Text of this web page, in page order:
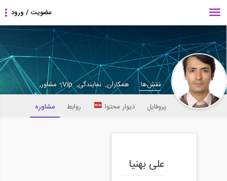
نقش‌ها:
همکاران, نمایندگی, Vip, مشاور,
پروفایل
دیوار محتوا روابط مشاوره
علی بهنیا